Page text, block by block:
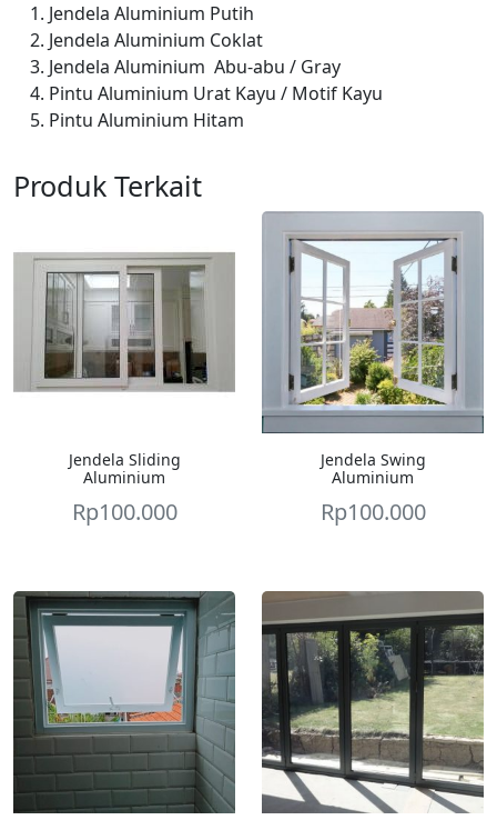
Jendela Aluminium Putih
Jendela Aluminium Coklat
Jendela Aluminium Abu-abu / Gray
Pintu Aluminium Urat Kayu / Motif Kayu
Pintu Aluminium Hitam
Produk Terkait
Jendela Sliding
Aluminium
Rp100.000
Jendela Swing
Aluminium
Rp100.000